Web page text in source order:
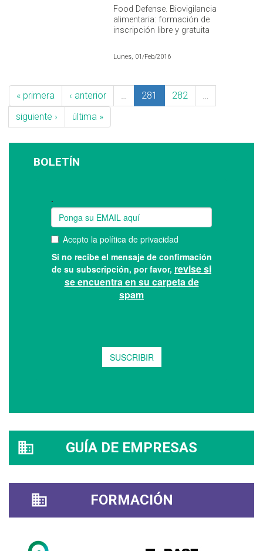
Food Defense. Biovigilancia
alimentaria: formación de
inscripción libre y gratuita
Lunes, 01/Feb/2016
« primera ‹ anterior 281 282
siguiente ›
última »
BOLETÍN
GUÍA DE EMPRESAS
FORMACIÓN